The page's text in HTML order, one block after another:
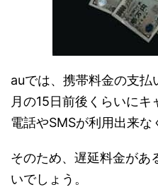
auでは、携帯料金の支払
月の15日前後くらいにキ
電話やSMSが利用出来な
そのため、遅延料金があ
いでしょう。